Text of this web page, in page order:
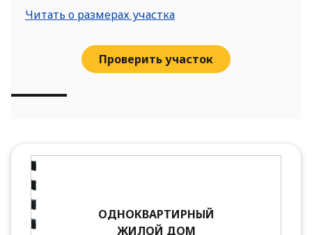
Читать о размерах участка
Проверить участок
ОДНОКВАРТИРНЫЙ
ЖИЛОЙ ДОМ